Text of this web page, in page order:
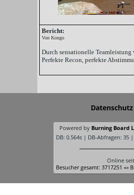
Bericht:
Von Kongo
Durch sensationelle
Perfekte Recon, perfekte
Datenschutz
Powered by Burning Board
DB: 0.564s | DB-Abfragen: 35
Online
Besucher gesamt: 3717251 «»